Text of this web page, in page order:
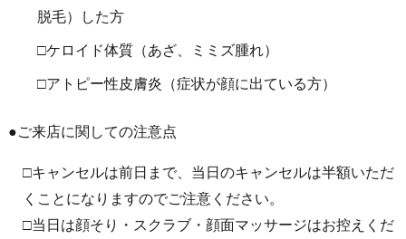
脱毛）した方
□ケロイド体質（あざ、ミミズ腫れ）
□アトピー性皮膚炎（症状が顔に出ている方）
●ご来店に関しての注意点
□キャンセルは前日まで、当日のキャンセルは半額いただ
くことになりますのでご注意ください。
□当日は顔そり・スクラブ・顔面マッサージはお控えくだ